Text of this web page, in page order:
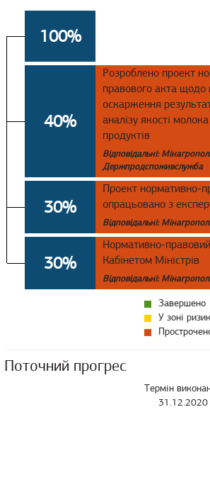
100%
40%
Розроблено проект
правового акта щодо
оскарження
аналізу якості
продуктів
Відповідальні:
Держпродспоживслужба
30%
Проект нормативно-
опрацьовано з
Відповідальні:
30%
Нормативно-
Кабінетом Міністрів
Відповідальні:
Завершено
У зоні
Поточний прогрес
Термін
31.12.2020